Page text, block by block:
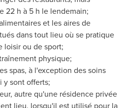
22 h à 5 h le lendemain;
et les aires de
dans tout lieu où se pratique
loisir ou de sport;
physique;
spas, à l'exception des soins
y sont offerts;
autre qu'une résidence privée